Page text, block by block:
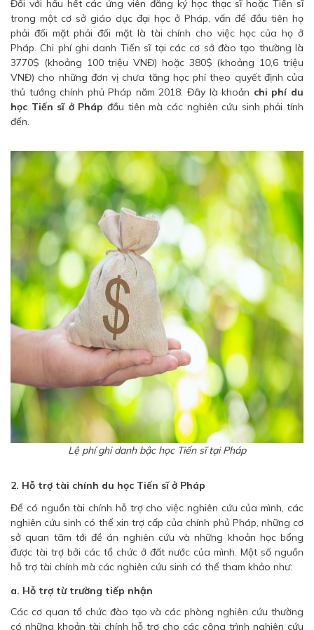
Đối với hầu hết các ứng viên đăng ký học thạc sĩ hoặc Tiến sĩ
trong một cơ sở giáo dục đại học ở Pháp, vấn đề đầu tiên họ
phải đối mặt phải đối mặt là tài chính cho việc học của họ ở
Pháp. Chi phí ghi danh Tiến sĩ tại các cơ sở đào tạo thường là
3770$ (khoảng 100 triệu VNĐ) hoặc 380$ (khoảng 10,6 triệu
VNĐ) cho những đơn vị chưa tăng học phí theo quyết định của
thủ tướng chính phủ Pháp năm 2018. Đây là khoản chi phí du
học Tiến sĩ ở Pháp đầu tiên mà các nghiên cứu sinh phải tính
đến.
Lệ phí ghi danh bậc học Tiến sĩ tại Pháp
2. Hỗ trợ tài chính du học Tiến sĩ ở Pháp
Để có nguồn tài chính hỗ trợ cho việc nghiên cứu của mình, các
nghiên cứu sinh có thể xin trợ cấp của chính phủ Pháp, những cơ
sở quan tâm tới đề án nghiên cứu và những khoản học bổng
được tài trợ bởi các tổ chức ở đất nước của mình. Một số nguồn
hỗ trợ tài chính mà các nghiên cứu sinh có thể tham khảo như:
a. Hỗ trợ từ trường tiếp nhận
Các cơ quan tổ chức đào tạo và các phòng nghiên cứu thường
có những khoản tài chính hỗ trợ cho các công trình nghiên cứu